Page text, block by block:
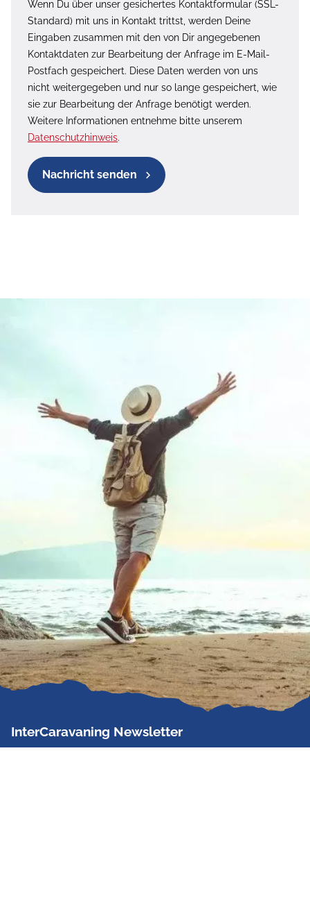
Wenn Du über unser gesichertes Kontaktformular (SSL-
Standard) mit uns in Kontakt trittst, werden Deine
Eingaben zusammen mit den von Dir angegebenen
Kontaktdaten zur Bearbeitung der Anfrage im E-Mail-
Postfach gespeichert. Diese Daten werden von uns
nicht weitergegeben und nur so lange gespeichert, wie
sie zur Bearbeitung der Anfrage benötigt werden.
Weitere Informationen entnehme bitte unserem
Datenschutzhinweis.
Nachricht senden
InterCaravaning Newsletter